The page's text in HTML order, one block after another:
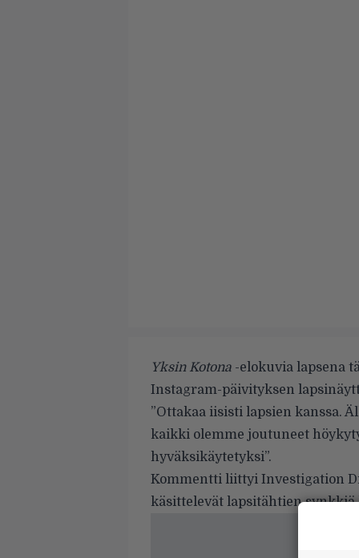
Yksin Kotona -elokuvia lapsena
Instagram-päivityksen
”Ottakaa iisisti lapsien kanssa.
kaikki olemme joutuneet
hyväksikäytetyksi”.
Kommentti liittyi Investigation
käsittelevät lapsitähtien